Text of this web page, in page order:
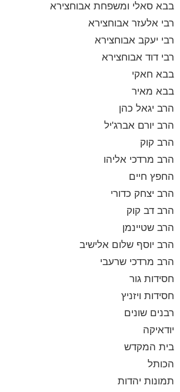
בבא סאלי ומשפחת אבוחצירא
רבי אלעזר אבוחצירא
רבי יעקב אבוחצירא
רבי דוד אבוחצירא
בבא חאקי
בבא מאיר
הרב יגאל כהן
הרב יורם אברג'יל
הרב קוק
הרב מרדכי אליהו
החפץ חיים
הרב יצחק כדורי
הרב דב קוק
הרב שטיינמן
הרב יוסף שלום אלישיב
הרב מרדכי שרעבי
חסידות גור
חסידות ויזניץ
רבנים שונים
יודאיקה
בית המקדש
הכותל
תמונות יהדות